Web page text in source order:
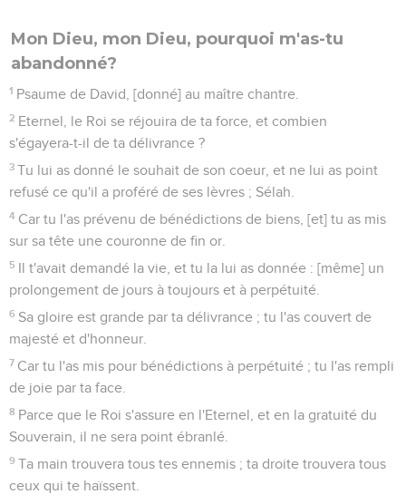
Mon Dieu, mon Dieu, pourquoi m'as-tu
abandonné?
1 Psaume de David, [donné] au maître chantre.
2 Eternel, le Roi se réjouira de ta force, et combien
s'égayera-t-il de ta délivrance ?
3 Tu lui as donné le souhait de son coeur, et ne lui as point
refusé ce qu'il a proféré de ses lèvres ; Sélah.
4 Car tu l'as prévenu de bénédictions de biens, [et] tu as mis
sur sa tête une couronne de fin or.
5 Il t'avait demandé la vie, et tu la lui as donnée : [même] un
prolongement de jours à toujours et à perpétuité.
6 Sa gloire est grande par ta délivrance ; tu l'as couvert de
majesté et d'honneur.
7 Car tu l'as mis pour bénédictions à perpétuité ; tu l'as rempli
de joie par ta face.
8 Parce que le Roi s'assure en l'Eternel, et en la gratuité du
Souverain, il ne sera point ébranlé.
9 Ta main trouvera tous tes ennemis ; ta droite trouvera tous
ceux qui te haïssent.